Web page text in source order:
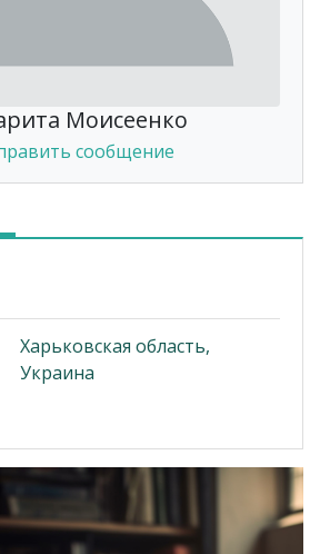
Моисеенко
сообщение
Харьковская область,
Украина